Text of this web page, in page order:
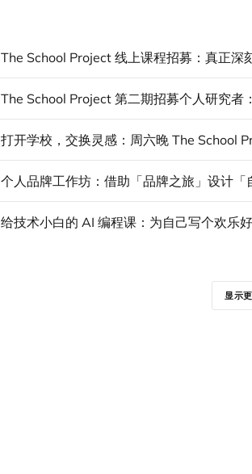
The School Project 第二期招募个人研究者
打开学校，交换灵感：周六晚 The School
显示